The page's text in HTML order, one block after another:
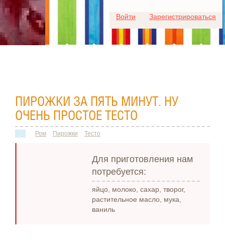
Войти Зарегистрироваться
ПИРОЖКИ ЗА ПЯТЬ МИНУТ. НУ
ОЧЕНЬ ПРОСТОЕ ТЕСТО
Ром Пирожки Тесто
Для приготовления нам
потребуется:
яйцо, молоко, сахар, творог,
растительное масло, мука,
ваниль
Для любых предложений по